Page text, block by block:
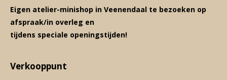
Eigen atelier-minishop in Veenendaal te bezoeken op
afspraak/in overleg en
tijdens speciale openingstijden!
Verkooppunt